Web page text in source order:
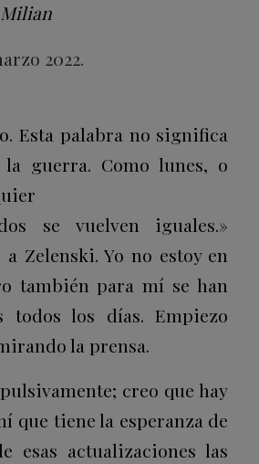
Milian
2022.
Esta palabra no significa
guerra. Como lunes, o
se vuelven iguales.»
Zelenski. Yo no estoy en
también para mí se han
todos los días. Empiezo
la prensa.
creo que hay
que tiene la esperanza de
esas actualizaciones las